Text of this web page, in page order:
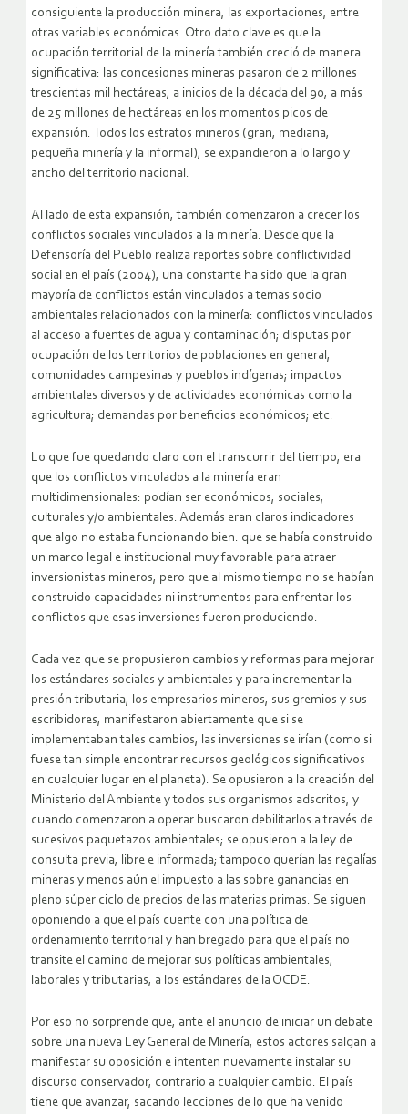
consiguiente la producción minera, las exportaciones, entre
otras variables económicas. Otro dato clave es que la
ocupación territorial de la minería también creció de manera
significativa: las concesiones mineras pasaron de 2 millones
trescientas mil hectáreas, a inicios de la década del 90, a más
de 25 millones de hectáreas en los momentos picos de
expansión. Todos los estratos mineros (gran, mediana,
pequeña minería y la informal), se expandieron a lo largo y
ancho del territorio nacional.
Al lado de esta expansión, también comenzaron a crecer los
conflictos sociales vinculados a la minería. Desde que la
Defensoría del Pueblo realiza reportes sobre conflictividad
social en el país (2004), una constante ha sido que la gran
mayoría de conflictos están vinculados a temas socio
ambientales relacionados con la minería: conflictos vinculados
al acceso a fuentes de agua y contaminación; disputas por
ocupación de los territorios de poblaciones en general,
comunidades campesinas y pueblos indígenas; impactos
ambientales diversos y de actividades económicas como la
agricultura; demandas por beneficios económicos; etc.
Lo que fue quedando claro con el transcurrir del tiempo, era
que los conflictos vinculados a la minería eran
multidimensionales: podían ser económicos, sociales,
culturales y/o ambientales. Además eran claros indicadores
que algo no estaba funcionando bien: que se había construido
un marco legal e institucional muy favorable para atraer
inversionistas mineros, pero que al mismo tiempo no se habían
construido capacidades ni instrumentos para enfrentar los
conflictos que esas inversiones fueron produciendo.
Cada vez que se propusieron cambios y reformas para mejorar
los estándares sociales y ambientales y para incrementar la
presión tributaria, los empresarios mineros, sus gremios y sus
escribidores, manifestaron abiertamente que si se
implementaban tales cambios, las inversiones se irían (como si
fuese tan simple encontrar recursos geológicos significativos
en cualquier lugar en el planeta). Se opusieron a la creación del
Ministerio del Ambiente y todos sus organismos adscritos, y
cuando comenzaron a operar buscaron debilitarlos a través de
sucesivos paquetazos ambientales; se opusieron a la ley de
consulta previa, libre e informada; tampoco querían las regalías
mineras y menos aún el impuesto a las sobre ganancias en
pleno súper ciclo de precios de las materias primas. Se siguen
oponiendo a que el país cuente con una política de
ordenamiento territorial y han bregado para que el país no
transite el camino de mejorar sus políticas ambientales,
laborales y tributarias, a los estándares de la OCDE.
Por eso no sorprende que, ante el anuncio de iniciar un debate
sobre una nueva Ley General de Minería, estos actores salgan a
manifestar su oposición e intenten nuevamente instalar su
discurso conservador, contrario a cualquier cambio. El país
tiene que avanzar, sacando lecciones de lo que ha venido